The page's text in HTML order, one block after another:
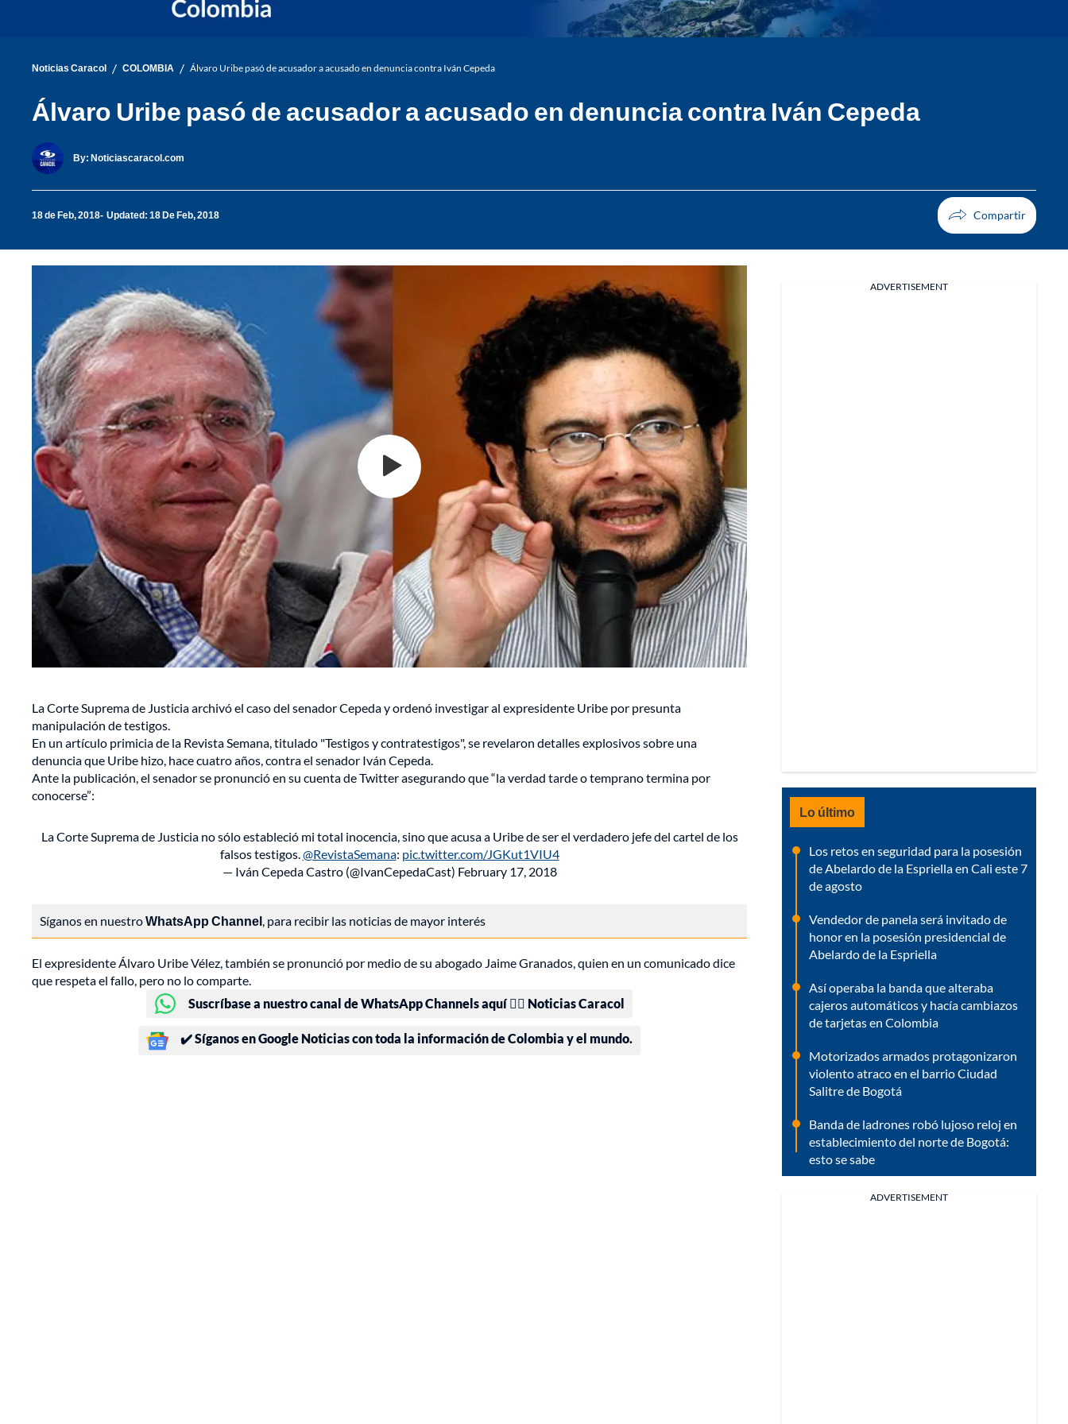
Noticias Caracol / COLOMBIA / Álvaro Uribe pasó de acusador a acusado en denuncia contra Iván Cepeda
Álvaro Uribe pasó de acusador a acusado en denuncia contra Iván Cepeda
By: Noticiascaracol.com
18 de Feb, 2018 Updated: 18 De Feb, 2018
La Corte Suprema de Justicia archivó el caso del senador Cepeda y ordenó investigar al expresidente Uribe por presunta
manipulación de testigos.
En un artículo primicia de la Revista Semana, titulado "Testigos y contratestigos", se revelaron detalles explosivos sobre una
denuncia que Uribe hizo, hace cuatro años, contra el senador Iván Cepeda.
Ante la publicación, el senador se pronunció en su cuenta de Twitter asegurando que “la verdad tarde o temprano termina por
conocerse”:
La Corte Suprema de Justicia no sólo estableció mi total inocencia, sino que acusa a Uribe de ser el verdadero jefe del cartel de los
falsos testigos.@RevistaSemana: pic.twitter.com/JGKut1VIU4
— Iván Cepeda Castro (@IvanCepedaCast) February 17, 2018
Síganos en nuestroWhatsApp Channel, para recibir las noticias de mayor interés
El expresidente Álvaro Uribe Vélez, también se pronunció por medio de su abogado Jaime Granados, quien en un comunicado dice
que respeta el fallo, pero no lo comparte.
Suscríbase a nuestro canal de WhatsApp Channels aquí 👉🏻 Noticias Caracol
✔️ Síganos en Google Noticias con toda la información de Colombia y el mundo.
ADVERTISEMENT
Lo último
Los retos en seguridad para la posesión
de Abelardo de la Espriella en Cali este 7
de agosto
Vendedor de panela será invitado de
honor en la posesión presidencial de
Abelardo de la Espriella
Así operaba la banda que alteraba
cajeros automáticos y hacía cambiazos
de tarjetas en Colombia
Motorizados armados protagonizaron
violento atraco en el barrio Ciudad
Salitre de Bogotá
Banda de ladrones robó lujoso reloj en
establecimiento del norte de Bogotá:
esto se sabe
ADVERTISEMENT